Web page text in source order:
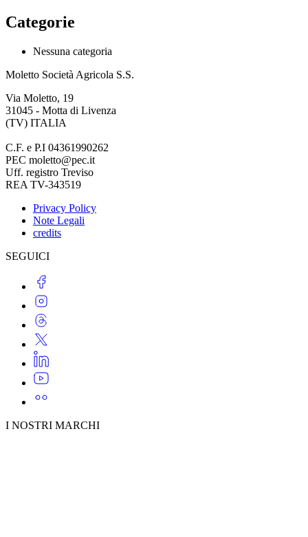
Categorie
Nessuna categoria
Moletto Società Agricola S.S.
Via Moletto, 19
31045 - Motta di Livenza
(TV) ITALIA
C.F. e P.I 04361990262
PEC moletto@pec.it
Uff. registro Treviso
REA TV-343519
Privacy Policy
Note Legali
credits
SEGUICI
I NOSTRI MARCHI